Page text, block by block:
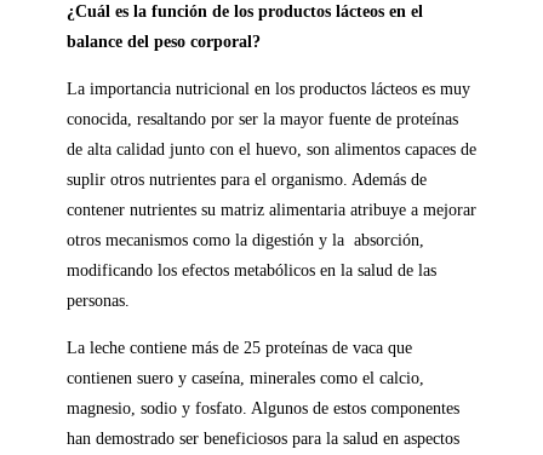
¿Cuál es la función de los productos lácteos en el
balance del peso corporal?
La importancia nutricional en los productos lácteos es muy
conocida, resaltando por ser la mayor fuente de proteínas
de alta calidad junto con el huevo, son alimentos capaces de
suplir otros nutrientes para el organismo. Además de
contener nutrientes su matriz alimentaria atribuye a mejorar
otros mecanismos como la digestión y la absorción,
modificando los efectos metabólicos en la salud de las
personas.
La leche contiene más de 25 proteínas de vaca que
contienen suero y caseína, minerales como el calcio,
magnesio, sodio y fosfato. Algunos de estos componentes
han demostrado ser beneficiosos para la salud en aspectos